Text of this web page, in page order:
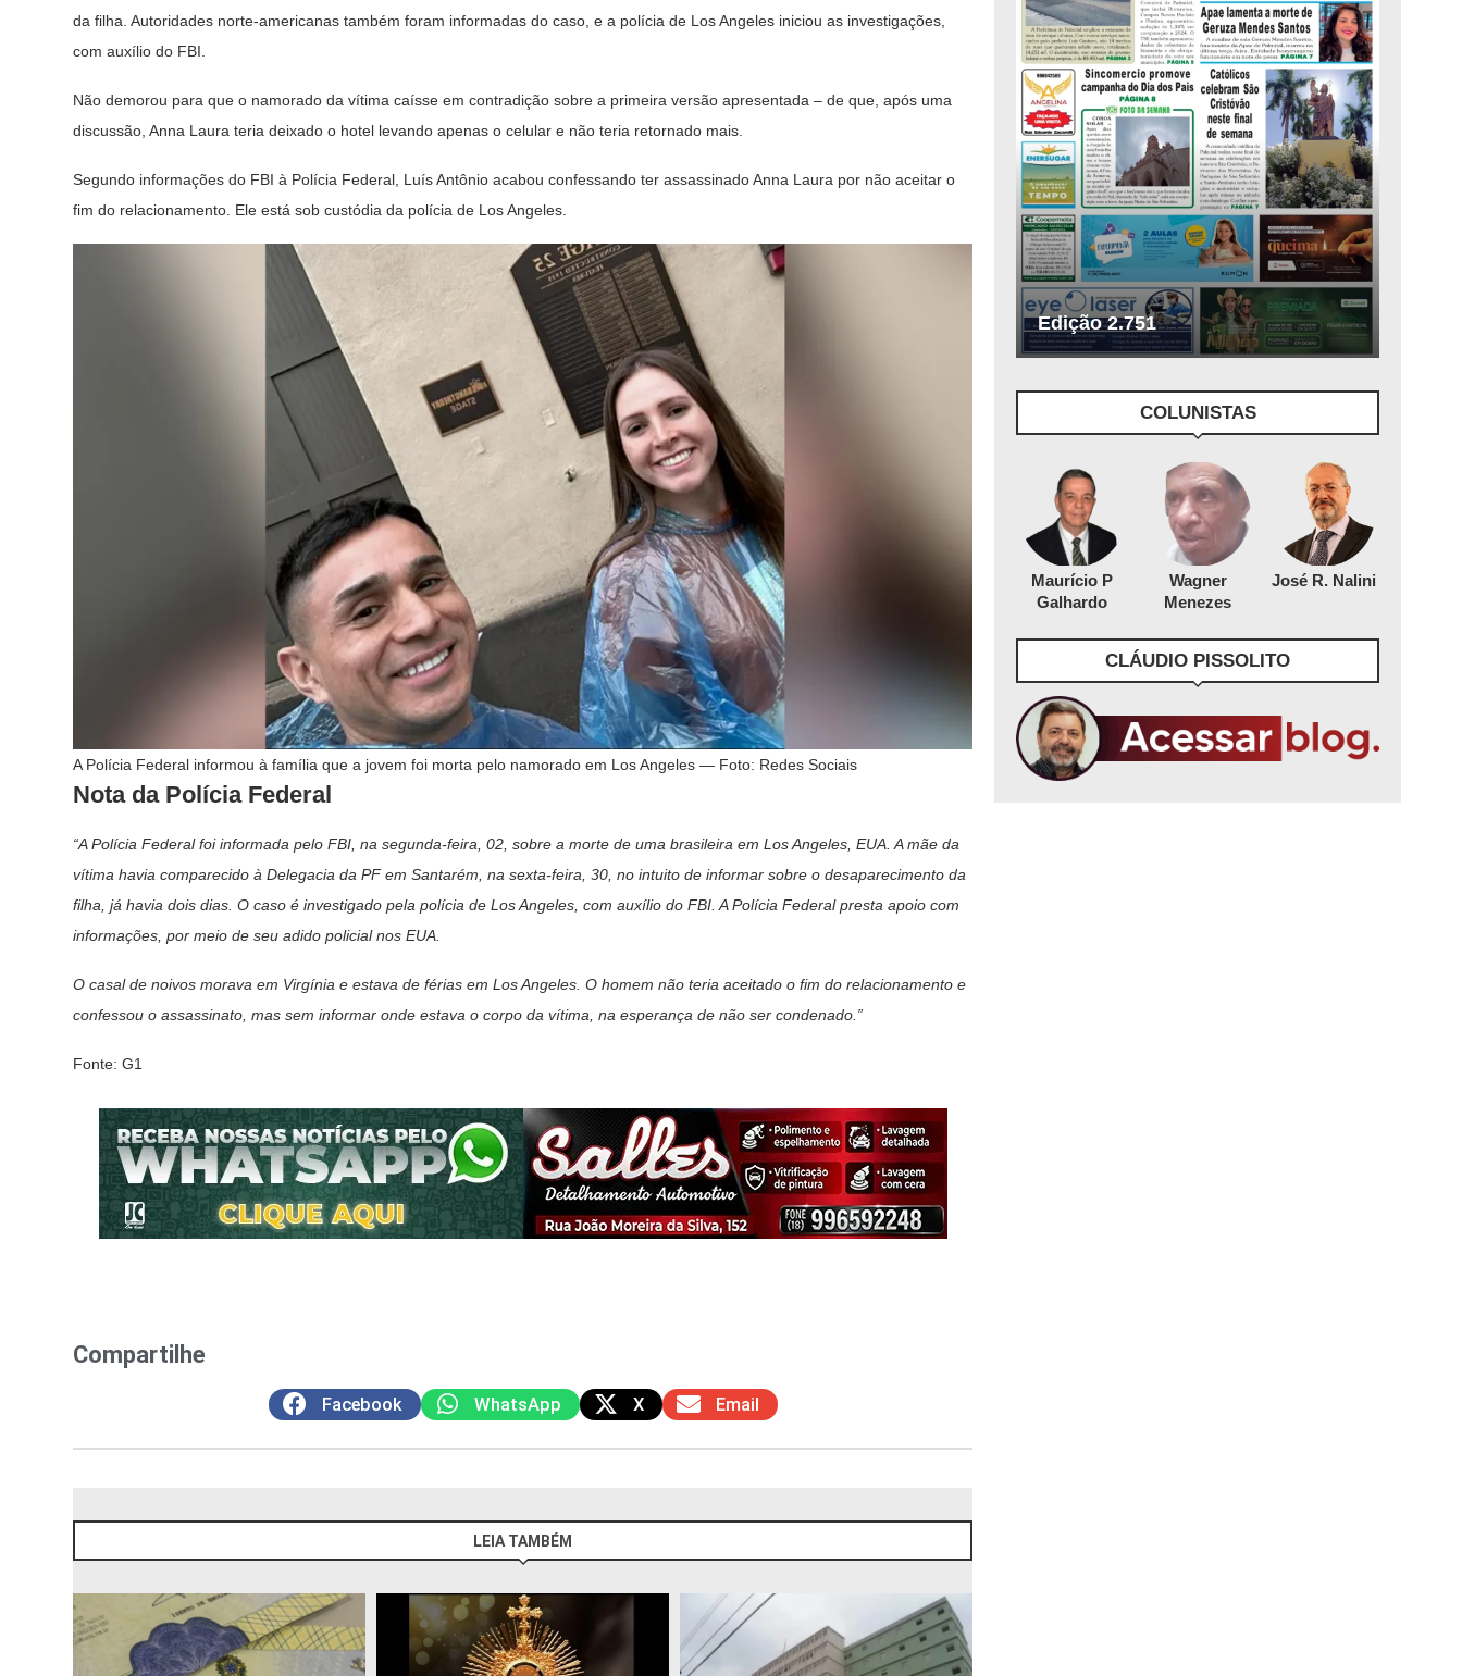
da filha. Autoridades norte-americanas também foram informadas do caso, e a polícia de Los Angeles iniciou as investigações,
com auxílio do FBI.
Não demorou para que o namorado da vítima caísse em contradição sobre a primeira versão apresentada – de que, após uma
discussão, Anna Laura teria deixado o hotel levando apenas o celular e não teria retornado mais.
Segundo informações do FBI à Polícia Federal, Luís Antônio acabou confessando ter assassinado Anna Laura por não aceitar o
fim do relacionamento. Ele está sob custódia da polícia de Los Angeles.
A Polícia Federal informou à família que a jovem foi morta pelo namorado em Los Angeles — Foto: Redes Sociais
Nota da Polícia Federal
“A Polícia Federal foi informada pelo FBI, na segunda-feira, 02, sobre a morte de uma brasileira em Los Angeles, EUA. A mãe da
vítima havia comparecido à Delegacia da PF em Santarém, na sexta-feira, 30, no intuito de informar sobre o desaparecimento da
filha, já havia dois dias. O caso é investigado pela polícia de Los Angeles, com auxílio do FBI. A Polícia Federal presta apoio com
informações, por meio de seu adido policial nos EUA.
O casal de noivos morava em Virgínia e estava de férias em Los Angeles. O homem não teria aceitado o fim do relacionamento e
confessou o assassinato, mas sem informar onde estava o corpo da vítima, na esperança de não ser condenado.”
Fonte: G1
Compartilhe
Facebook WhatsApp X Email
LEIA TAMBÉM
Edição 2.751
COLUNISTAS
Maurício P
Galhardo
Wagner
Menezes
José R. Nalini
CLÁUDIO PISSOLITO